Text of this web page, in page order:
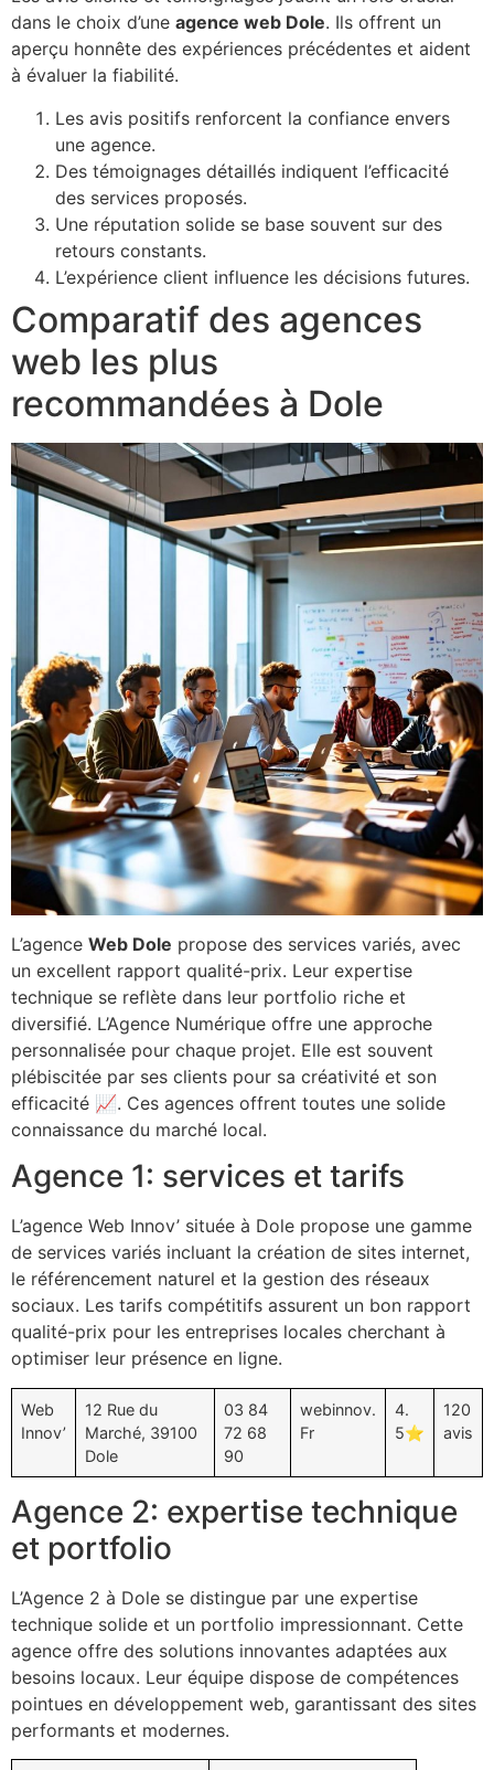
dans le choix d’une agence web Dole. Ils offrent un
aperçu honnête des expériences précédentes et aident
à évaluer la fiabilité.
Les avis positifs renforcent la confiance envers
une agence.
Des témoignages détaillés indiquent l’efficacité
des services proposés.
Une réputation solide se base souvent sur des
retours constants.
L’expérience client influence les décisions futures.
Comparatif des agences
web les plus
recommandées à Dole
L’agence Web Dole propose des services variés, avec
un excellent rapport qualité-prix. Leur expertise
technique se reflète dans leur portfolio riche et
diversifié. L’Agence Numérique offre une approche
personnalisée pour chaque projet. Elle est souvent
plébiscitée par ses clients pour sa créativité et son
efficacité 📈. Ces agences offrent toutes une solide
connaissance du marché local.
Agence 1: services et tarifs
L’agence Web Innov’ située à Dole propose une gamme
de services variés incluant la création de sites internet,
le référencement naturel et la gestion des réseaux
sociaux. Les tarifs compétitifs assurent un bon rapport
qualité-prix pour les entreprises locales cherchant à
optimiser leur présence en ligne.
Web
Innov’
12 Rue du
Marché, 39100
Dole
03 84
72 68
90
webinnov.
Fr
4.
5⭐️
120
avis
Agence 2: expertise technique
et portfolio
L’Agence 2 à Dole se distingue par une expertise
technique solide et un portfolio impressionnant. Cette
agence offre des solutions innovantes adaptées aux
besoins locaux. Leur équipe dispose de compétences
pointues en développement web, garantissant des sites
performants et modernes.